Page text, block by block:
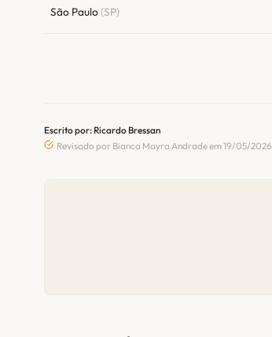
São Paulo(SP)
Escrito por: Ricardo Bressan
Revisado por Bianca Mayra Andrade em 19/05/2026